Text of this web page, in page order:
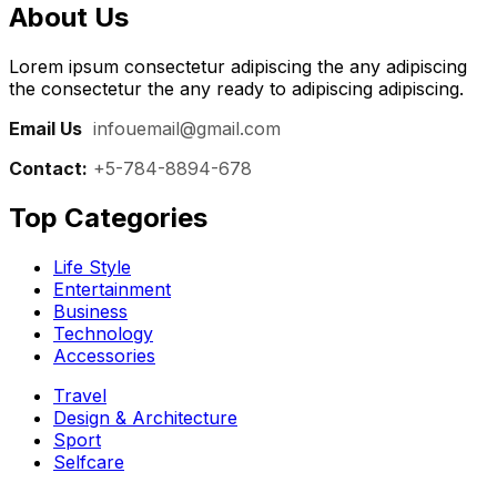
About Us
Lorem ipsum consectetur adipiscing the any adipiscing
the consectetur the any ready to adipiscing adipiscing.
Email Us infouemail@gmail.com
Contact: +5-784-8894-678
Top Categories​
Life Style
Entertainment
Business
Technology
Accessories
Travel
Design & Architecture
Sport
Selfcare